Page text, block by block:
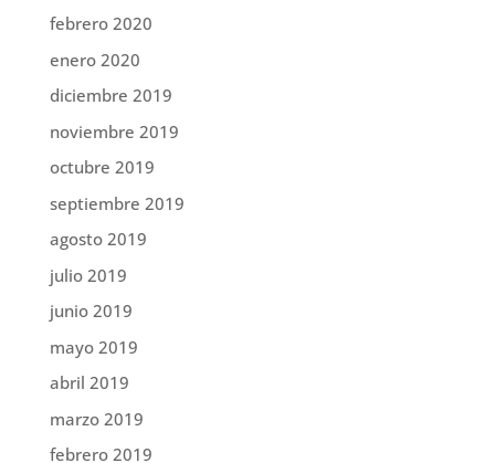
febrero 2020
enero 2020
diciembre 2019
noviembre 2019
octubre 2019
septiembre 2019
agosto 2019
julio 2019
junio 2019
mayo 2019
abril 2019
marzo 2019
febrero 2019